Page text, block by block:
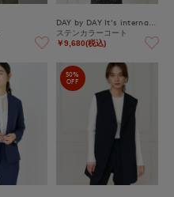
ステンカラーコート
￥9,680(税込)
50%
OFF